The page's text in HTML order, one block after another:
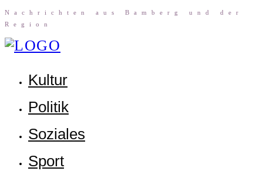
Nach­rich­ten aus Bam­berg und der
Region
Kul­tur
Poli­tik
Sozia­les
Sport